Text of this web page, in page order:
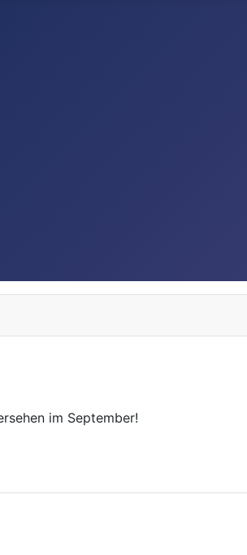
im September!